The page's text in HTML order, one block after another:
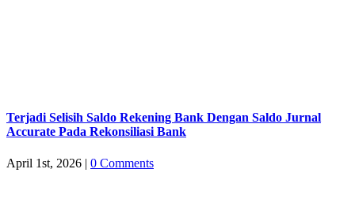
Terjadi Selisih Saldo Rekening Bank Dengan Saldo Jurnal
Accurate Pada Rekonsiliasi Bank
April 1st, 2026 | 0 Comments